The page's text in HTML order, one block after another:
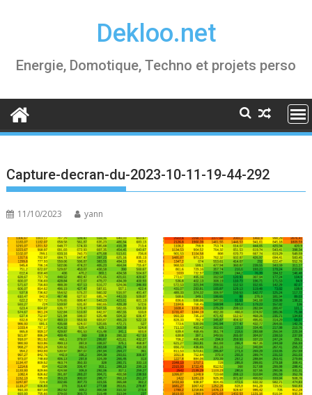
Dekloo.net
Energie, Domotique, Techno et projets perso
Capture-decran-du-2023-10-11-19-44-292
11/10/2023 yann